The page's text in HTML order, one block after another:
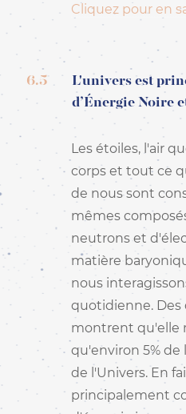
Cliquez pour en
6.5
L'univers est
d’Énergie Noire
Les étoiles, l'air
corps et tout ce
de nous sont
mêmes
neutrons et
matière
nous
quotidienne. Des
montrent qu'elle
qu'environ 5%
de l'Univers. En
principalement